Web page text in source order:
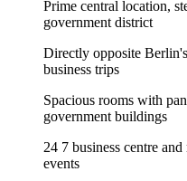
Prime central location,
government district
Directly opposite
business trips
Spacious rooms with
government buildings
24 7 business centre
events